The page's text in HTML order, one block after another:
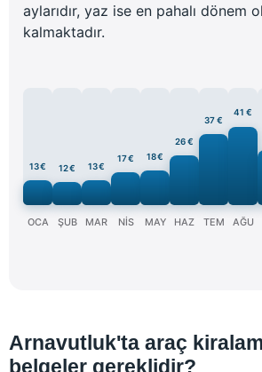
aylarıdır, yaz ise en pahalı dönem
kalmaktadır.
13 €
OCA
12 €
ŞUB
13 €
MAR
17 €
NİS
18 €
MAY
26 €
HAZ
37 €
TEM
41 €
AĞU
Arnavutluk'ta araç
belgeler gereklidir?